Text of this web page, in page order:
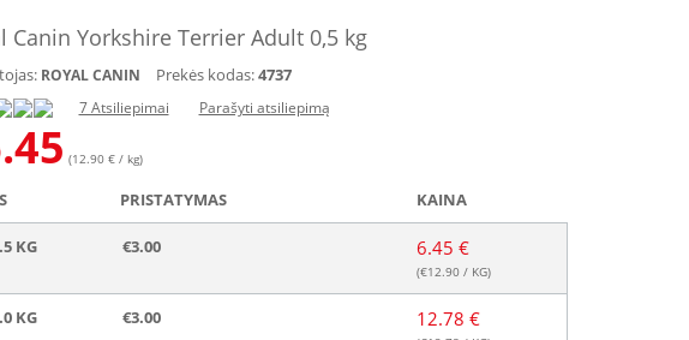
Canin Yorkshire Terrier Adult 0,5 kg
ROYAL CANIN Prekės kodas:4737
7 Atsiliepimai Parašyti atsiliepimą
(12.90 € / kg)
PRISTATYMAS KAINA
KG €3.00 6.45 €
(€12.90/ KG)
KG €3.00 12.78 €